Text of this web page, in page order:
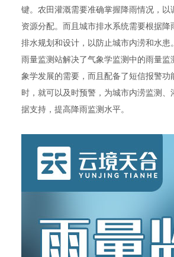
键。农田灌溉需要准确掌握降雨情况，以
资源分配。而且城市排水系统需要根据降
排水规划和设计，以防止城市内涝和水患。
雨量监测站解决了气象学监测中的雨量监
象学发展的需要，而且配备了短信报警功
时，就可以及时预警，为城市内涝监测、
据支持，提高降雨监测水平。